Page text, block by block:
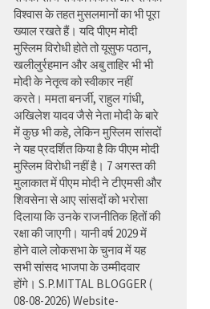
विश्वास के तहत मुसलमानों का भी पूरा
ख्याल रखते हैं। यदि पीएम मोदी
मुस्लिम विरोधी होते तो यूसुफ पठान,
खलीलुर्रहमान और अबु ताहिर भी भी
मोदी के नेतृत्व को स्वीकार नहीं
करते। ममता बनर्जी, राहुल गांधी,
अखिलेश यादव जैसे नेता मोदी के बारे
में कुछ भी कहे, लेकिन मुस्लिम सांसदों
ने यह प्रदर्शित किया है कि पीएम मोदी
मुस्लिम विरोधी नहीं है। 7 अगस्त की
मुलाकात में पीएम मोदी ने टीएमसी और
शिवसेना से आए सांसदों को भरोसा
दिलाया कि उनके राजनीतिक हितों की
रक्षा की जाएगी। यानी वर्ष 2029 में
होने वाले लोकसभा के चुनाव में यह
सभी सांसद भाजपा के उम्मीदवार
होंगे। S.P.MITTAL BLOGGER (
08-08-2026) Website-